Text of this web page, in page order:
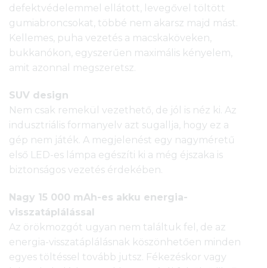
defektvédelemmel ellátott, levegővel töltött
gumiabroncsokat, többé nem akarsz majd mást.
Kellemes, puha vezetés a macskaköveken,
bukkanókon, egyszerűen maximális kényelem,
amit azonnal megszeretsz.
SUV design
Nem csak remekül vezethető, de jól is néz ki. Az
indusztriális formanyelv azt sugallja, hogy ez a
gép nem játék. A megjelenést egy nagyméretű
első LED-es lámpa egészíti ki a még éjszaka is
biztonságos vezetés érdekében.
Nagy 15 000 mAh-es akku energia-
visszatáplálással
Az örökmozgót ugyan nem találtuk fel, de az
energia-visszatáplálásnak köszönhetően minden
egyes töltéssel tovább jutsz. Fékezéskor vagy